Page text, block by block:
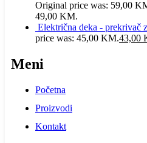
Original price was: 59,00
49,00 KM.
Električna deka - prekrivač
price was: 45,00 KM.43,00
Meni
Početna
Proizvodi
Kontakt